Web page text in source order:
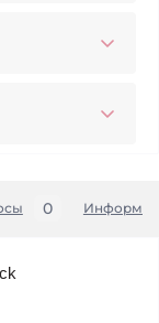
0